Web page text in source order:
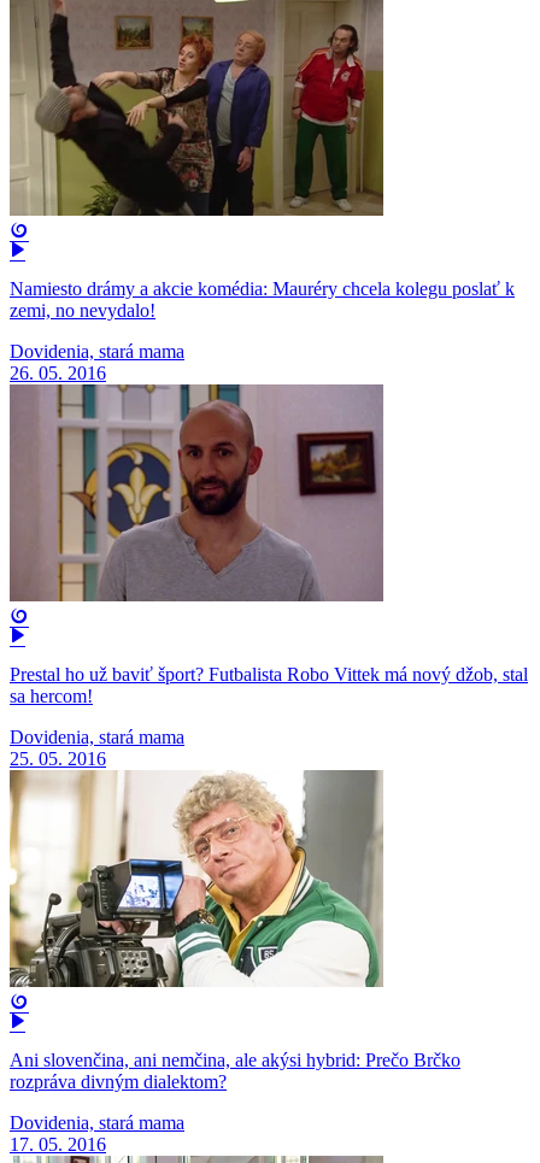
Namiesto drámy a akcie komédia: Mauréry chcela kolegu poslať k
zemi, no nevydalo!
Dovidenia, stará mama
26. 05. 2016
Prestal ho už baviť šport? Futbalista Robo Vittek má nový džob, stal
sa hercom!
Dovidenia, stará mama
25. 05. 2016
Ani slovenčina, ani nemčina, ale akýsi hybrid: Prečo Brčko
rozpráva divným dialektom?
Dovidenia, stará mama
17. 05. 2016